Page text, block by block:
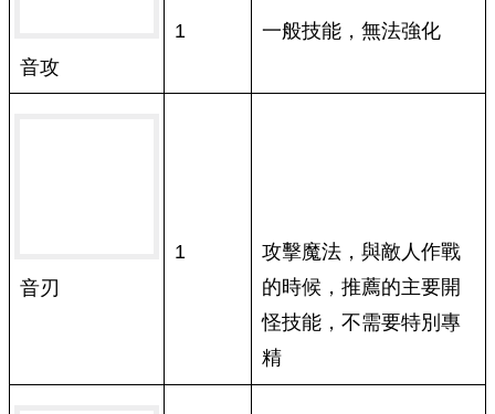
音攻
1 一般技能，無法強化
音刃
1
攻擊魔法，與敵人作戰
的時候，推薦的主要開
怪技能，不需要特別專
精